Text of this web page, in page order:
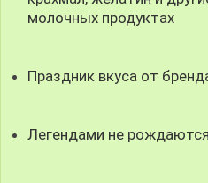
молочных продуктах
Праздник вкуса от
Легендами не